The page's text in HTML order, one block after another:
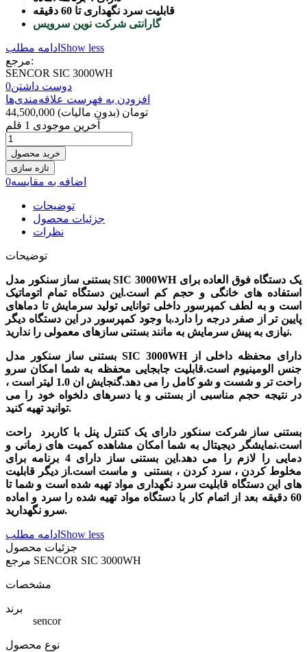
قابلیت سرد نگهداری تا 60 دقیقه
گارانتی شرکت نوین سرویس
ادامه مطلب Show less
مرجع:
SENCOR SIC 3000WH
دوست داشتن0
افزودن به فهرست علاقه‌مندی‌ها
44,500,000 تومان (بدون مالیات)
آخرین موجودی 1 قلم
خرید محصول
اضافه به مقایسه0
توضیحات
جزئیات محصول
نظرات
توضیحات
بستنی ساز سنکور مدل SIC 3000WH یک دستگاه فوق العاده برای
استفاده های خانگی و حجم کم است.این دستگاه تمام اتوماتیک
است و به لطف کمپرسور داخلی توانایی تولید سرمایش تا دماهای
پایین تر از صفر درجه را دارد.با وجود کمپرسور در این دستگاه دیگر
نیازی به پیش سرمایش به مانند بستنی سازهای معمولی را ندارید.
بستنی ساز سنکور مدل SIC 3000WH دارای محفظه داخلی از
جنس الومینیوم است.قابلیت جابجایی محفظه به شما امکان سرو
راحت تر و شست و شو کامل را می دهد.گنجایش ان 1.0 لیتر است ،
در نتیجه حجم مناسبی از بستنی و یا دسرهای دلخواه خود را می
توانید تهیه کنید.
بستنی ساز شرکت سنکور دارای یک کنترل پنل با کاربرد راحت
است.نمایشگر دیجیتال به شما امکان مشاهده کمیت های زمانی و
دمایی را لازم را می دهد.این بستنی ساز دارای 4 برنامه برای
مخلوط کردن ، سرد کردن ، بستنی و ماست است.از دیگر قابلیت
های این دستگاه قابلیت سرد نگهداری مواد تهیه شده است و شما تا
60 دقیقه بعد از اتمام کار با دستگاه مواد تهیه شده را سرد و اماده
سرو نگهدارید.
ادامه مطلب Show less
جزئیات محصول
SENCOR SIC 3000WH
مشخصات
برند
sencor
نوع محصول